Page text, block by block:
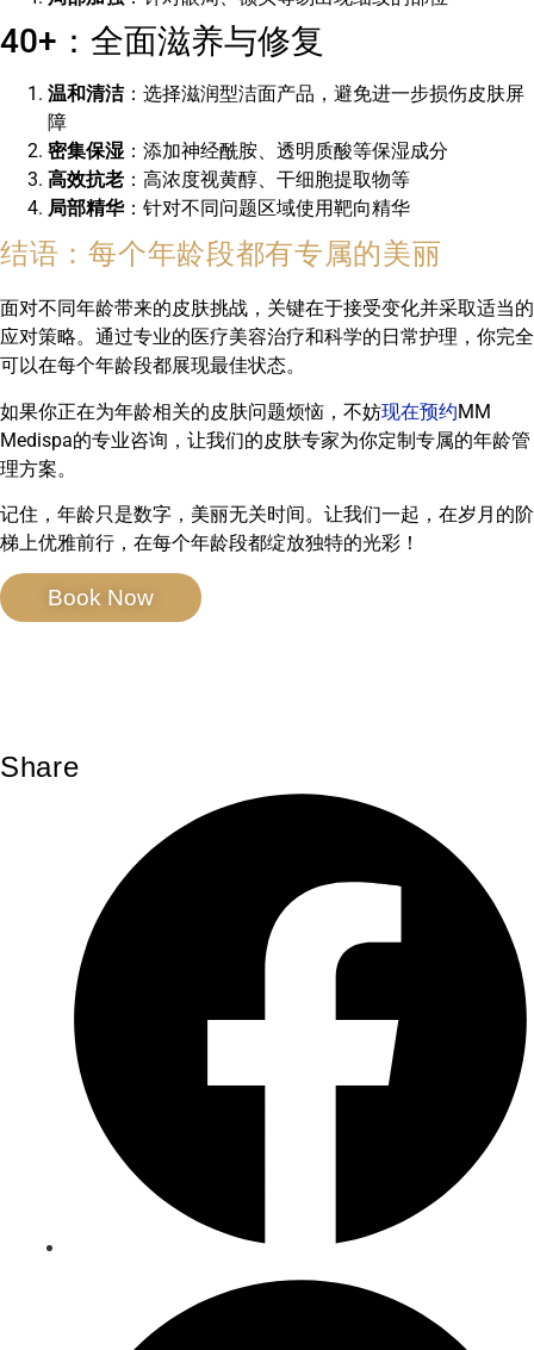
40+：全面滋养与修复
温和清洁：选择滋润型洁面产品，避免进一步损伤皮肤屏
障
密集保湿 ：添加神经酰胺、透明质酸等保湿成分
高效抗老 ：高浓度视黄醇、干细胞提取物等
局部精华：针对不同问题区域使用靶向精华
结语：每个年龄段都有专属的美丽
面对不同年龄带来的皮肤挑战，关键在于接受变化并采取适当的
应对策略。通过专业的医疗美容治疗和科学的日常护理，你完全
可以在每个年龄段都展现最佳状态。
如果你正在为年龄相关的皮肤问题烦恼，不妨现在预约MM
Medispa的专业咨询，让我们的皮肤专家为你定制专属的年龄管
理方案。
记住，年龄只是数字，美丽无关时间。让我们一起，在岁月的阶
梯上优雅前行，在每个年龄段都绽放独特的光彩！
Book Now
Share